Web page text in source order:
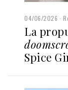
04/06/2026
La
Spice